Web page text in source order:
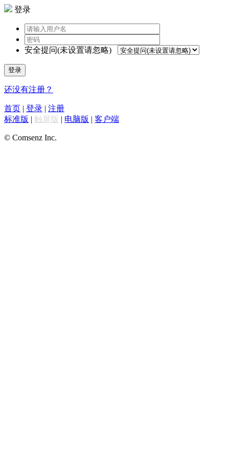
登录
安全提问(未设置请忽略)
登录
还没有注册？
首页 | 登录 | 注册
标准版 | 触屏版 | 电脑版 | 客户端
© Comsenz Inc.